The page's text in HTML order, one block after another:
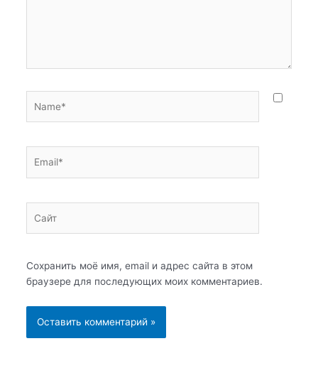
Сохранить моё имя, email и адрес сайта в этом
браузере для последующих моих комментариев.